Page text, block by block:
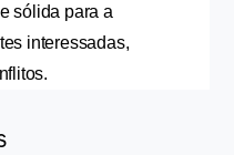
sólida para a
interessadas,